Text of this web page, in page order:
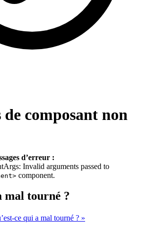
composant non
d’erreur :
Invalid arguments passed to
component.
mal tourné ?
ce qui a mal tourné ? »